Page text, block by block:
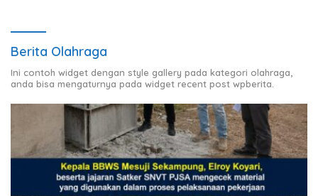
Berita Olahraga
Ini contoh widget dengan style gallery pada kategori olahraga,
anda bisa mengaturnya pada widget recent post wpberita.